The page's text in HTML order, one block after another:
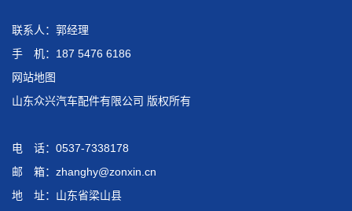
联系人：郭经理
手 机：187 5476 6186
网站地图
山东众兴汽车配件有限公司 版权所有
电 话：0537-7338178
邮 箱：zhanghy@zonxin.cn
地 址：山东省梁山县